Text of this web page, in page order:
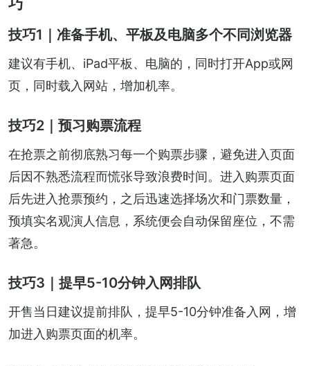
技巧1｜准备手机、平板及电脑多个不同浏览器
建议有手机、iPad平板、电脑的，同时打开App或网
页，同时载入网站，增加机率。
技巧2｜预习购票流程
在抢票之前彻底熟习每一个购票步骤，避免进入页面
后因不熟悉流程而慌张导致浪费时间。进入购票页面
后先进入抢票预约，之后迅速选择场次和门票数量，
预填实名观演人信息，系统便会自动保留座位，不需
著急。
技巧3｜提早5-10分钟入网排队
开售当日建议提前排队，提早5-10分钟准备入网，增
加进入购票页面的机率。